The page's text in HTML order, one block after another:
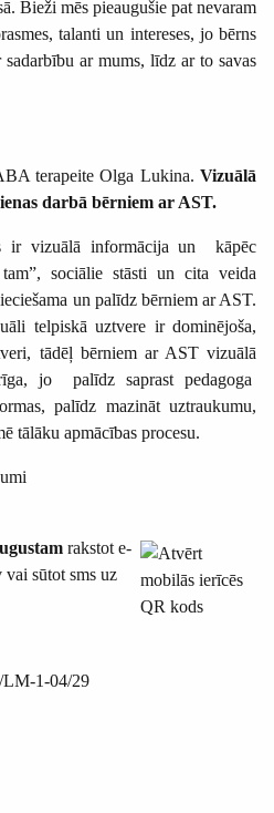
Bieži mēs pieaugušie pat nevaram
talanti un intereses, jo bērns
sadarbību ar mums, līdz ar to savas
terapeite Olga Lukina. Vizuālā
darbā bērniem ar AST.
ir vizuālā informācija un
kāpēc
sociālie stāsti un cita veida
un palīdz bērniem ar AST.
telpiskā uztvere ir dominējoša,
tādēļ bērniem ar AST vizuālā
jo
palīdz saprast pedagoga
palīdz mazināt uztraukumu,
tālāku apmācības procesu.
rakstot e-
vai sūtot sms uz
LM-1-04/29